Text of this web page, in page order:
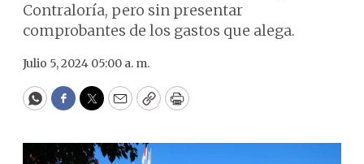
Contraloría, pero sin presentar
comprobantes de los gastos que alega.
Julio 5, 2024 05:00 a. m.
WhatsApp
Facebook
Twitter
EmailCopyPrint